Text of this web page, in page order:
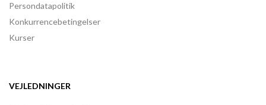
Persondatapolitik
Konkurrencebetingelser
Kurser
VEJLEDNINGER